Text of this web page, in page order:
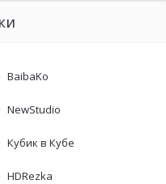
BaibaKo
NewStudio
Кубик в Кубе
HDRezka